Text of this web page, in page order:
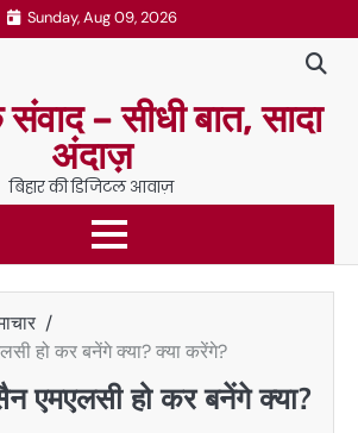
Sunday, Aug 09, 2026
संवाद – सीधी बात, सादा
अंदाज़
बिहार की डिजिटल आवाज़
हो कर बनेंगे क्या? क्या करेंगे?
एमएलसी हो कर बनेंगे क्या?